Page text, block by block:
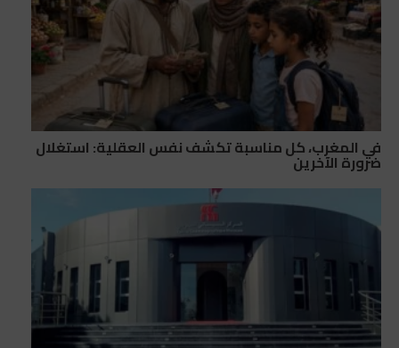
في المغرب، كل مناسبة تكشف نفس العقلية: استغلال
ضرورة الآخرين